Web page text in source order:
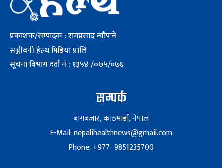
प्रकाशक/सम्पादक : रामप्रसाद न्यौपाने
सञ्जीवनी हेल्थ मिडिया प्रालि
सूचना विभाग दर्ता नं : १३५४ /०७५/०७६
सम्पर्क
बागबजार, काठमाडौं, नेपाल
E-Mail: nepalihealthnews@gmail.com
Phone: +977- 9851235700